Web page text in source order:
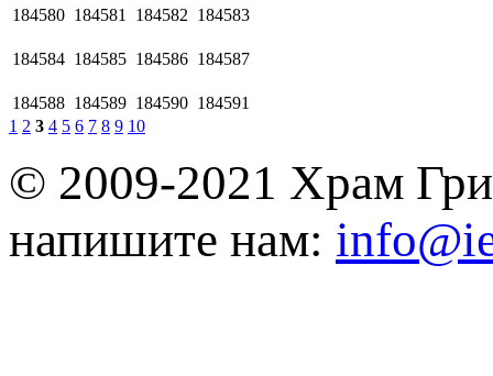
184580 184581 184582 184583
184584 184585 184586 184587
184588 184589 184590 184591
1 2 3 4 5 6 7 8 9 10
© 2009-2021 Храм
напишите нам: